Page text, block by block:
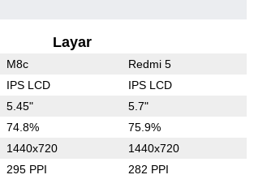
Layar
M8c Redmi 5
IPS LCD IPS LCD
5.45" 5.7"
74.8% 75.9%
1440x720 1440x720
295 PPI 282 PPI